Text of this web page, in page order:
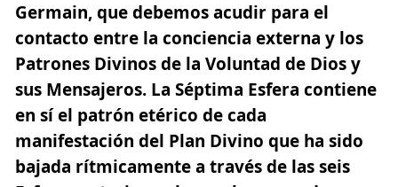
Germain, que debemos acudir para el
contacto entre la conciencia externa y los
Patrones Divinos de la Voluntad de Dios y
sus Mensajeros. La Séptima Esfera contiene
en sí el patrón etérico de cada
manifestación del Plan Divino que ha sido
bajada rítmicamente a través de las seis